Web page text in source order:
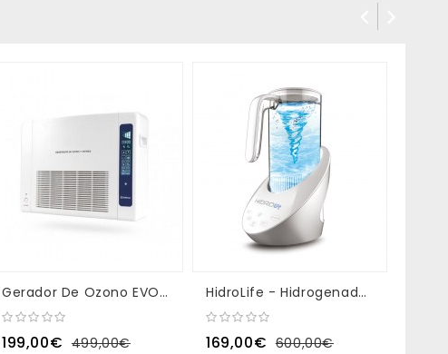
Gerador De Ozono EVO1 PLUS 600mg/h
199,00€ 499,00€
HidroLife - Hidrogenador De Água Antioxidante
169,00€ 600,00€